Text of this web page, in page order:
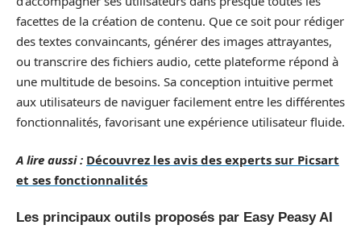
facettes de la création de contenu. Que ce soit pour rédiger
des textes convaincants, générer des images attrayantes,
ou transcrire des fichiers audio, cette plateforme répond à
une multitude de besoins. Sa conception intuitive permet
aux utilisateurs de naviguer facilement entre les différentes
fonctionnalités, favorisant une expérience utilisateur fluide.
A lire aussi : Découvrez les avis des experts sur Picsart
et ses fonctionnalités
Les principaux outils proposés par Easy Peasy AI